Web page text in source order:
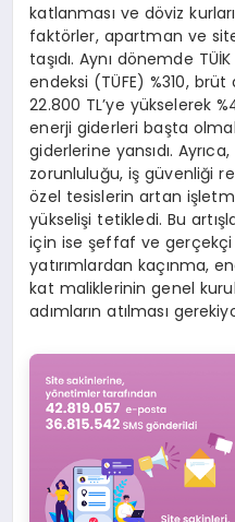
katlanması ve döviz
faktörler, apartman ve
taşıdı. Aynı dönemde
endeksi (TÜFE) %310,
22.800 TL’ye yükselerek
enerji giderleri başta
giderlerine yansıdı.
zorunluluğu, iş güvenliği
özel tesislerin artan
yükselişi tetikledi. Bu
için ise şeffaf ve gerçekçi
yatırımlardan kaçınma,
kat maliklerinin genel
adımların atılması